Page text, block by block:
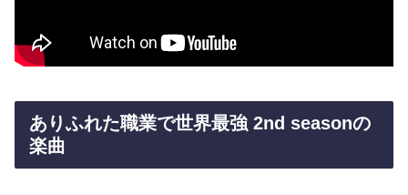
ありふれた職業で世界最強 2nd seasonの
楽曲